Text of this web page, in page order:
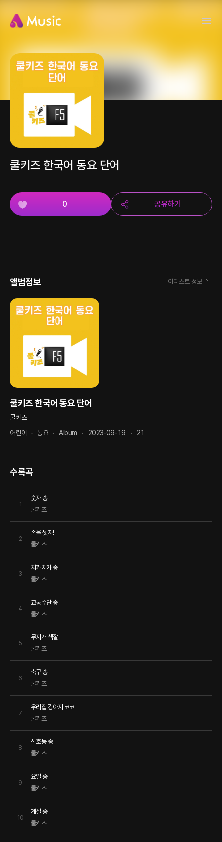
쿨키즈 한국어 동요 단어
0 공유하기
앨범정보 아티스트 정보
쿨키즈 한국어 동요 단어
쿨키즈
어린이
- 동요 Album 2023-09-19 21
수록곡
1
숫자 송
쿨키즈
2
손을 씻자!
쿨키즈
3
치카치카 송
쿨키즈
4
교통수단 송
쿨키즈
5
무지개 색깔
쿨키즈
6
축구 송
쿨키즈
7
우리집 강아지 코코
쿨키즈
8
신호등 송
쿨키즈
9
요일 송
쿨키즈
10
계절 송
쿨키즈